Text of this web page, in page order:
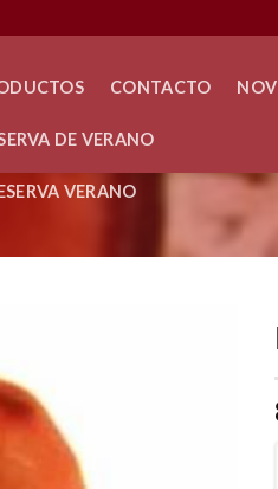
CONTACTO
DE VERANO
VERANO